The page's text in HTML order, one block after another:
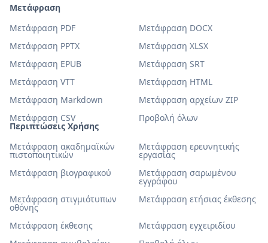
Περιπτώσεις Χρήσης
Μετάφραση ακαδημαϊκών
πιστοποιητικών
Μετάφραση ερευνητικής
εργασίας
Μετάφραση βιογραφικού
Μετάφραση σαρωμένου
εγγράφου
Μετάφραση στιγμιότυπων
οθόνης
Μετάφραση ετήσιας έκθεσης
Μετάφραση έκθεσης
Μετάφραση εγχειριδίου
Μετάφραση
Μετάφραση PDF
Μετάφραση DOCX
Μετάφραση PPTX
Μετάφραση XLSX
Μετάφραση EPUB
Μετάφραση SRT
Μετάφραση VTT
Μετάφραση HTML
Μετάφραση Markdown
Μετάφραση αρχείων ZIP
Μετάφραση CSV
Προβολή όλων